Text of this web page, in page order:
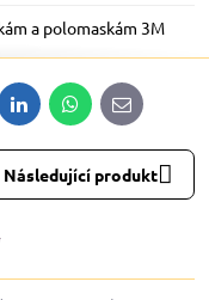
a polomaskám 3M
LinkedInWhatsApp
E-
mail
Následující produkt